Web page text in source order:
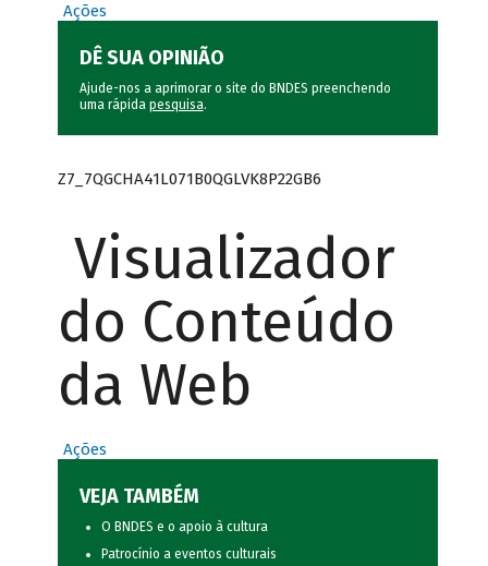
Ações
DÊ SUA OPINIÃO
Ajude-nos a aprimorar o site do BNDES preenchendo
uma rápida pesquisa.
Z7_7QGCHA41L071B0QGLVK8P22GB6
Visualizador
do Conteúdo
da Web
Ações
VEJA TAMBÉM
O BNDES e o apoio à cultura
Patrocínio a eventos culturais